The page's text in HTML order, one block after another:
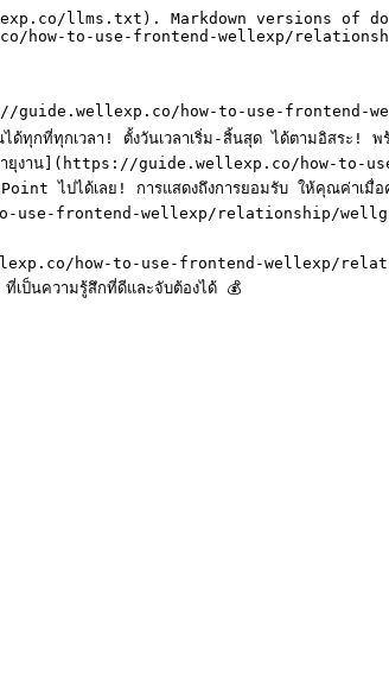
llms.txt). Markdown versions of
how-to-use-frontend-wellexp/
guide.wellexp.co/how-to-use-frontend-
ด้ทุกที่ทุกเวลา! ตั้งวันเวลาเริ่ม-สิ้นสุด ได้ตามอิสระ!
อายุงาน](https://guide.wellexp.co/how-
ไปได้เลย! การแสดงถึงการยอมรับ ให้คุณค่าเมื่อ
frontend-wellexp/relationship/
how-to-use-frontend-wellexp/